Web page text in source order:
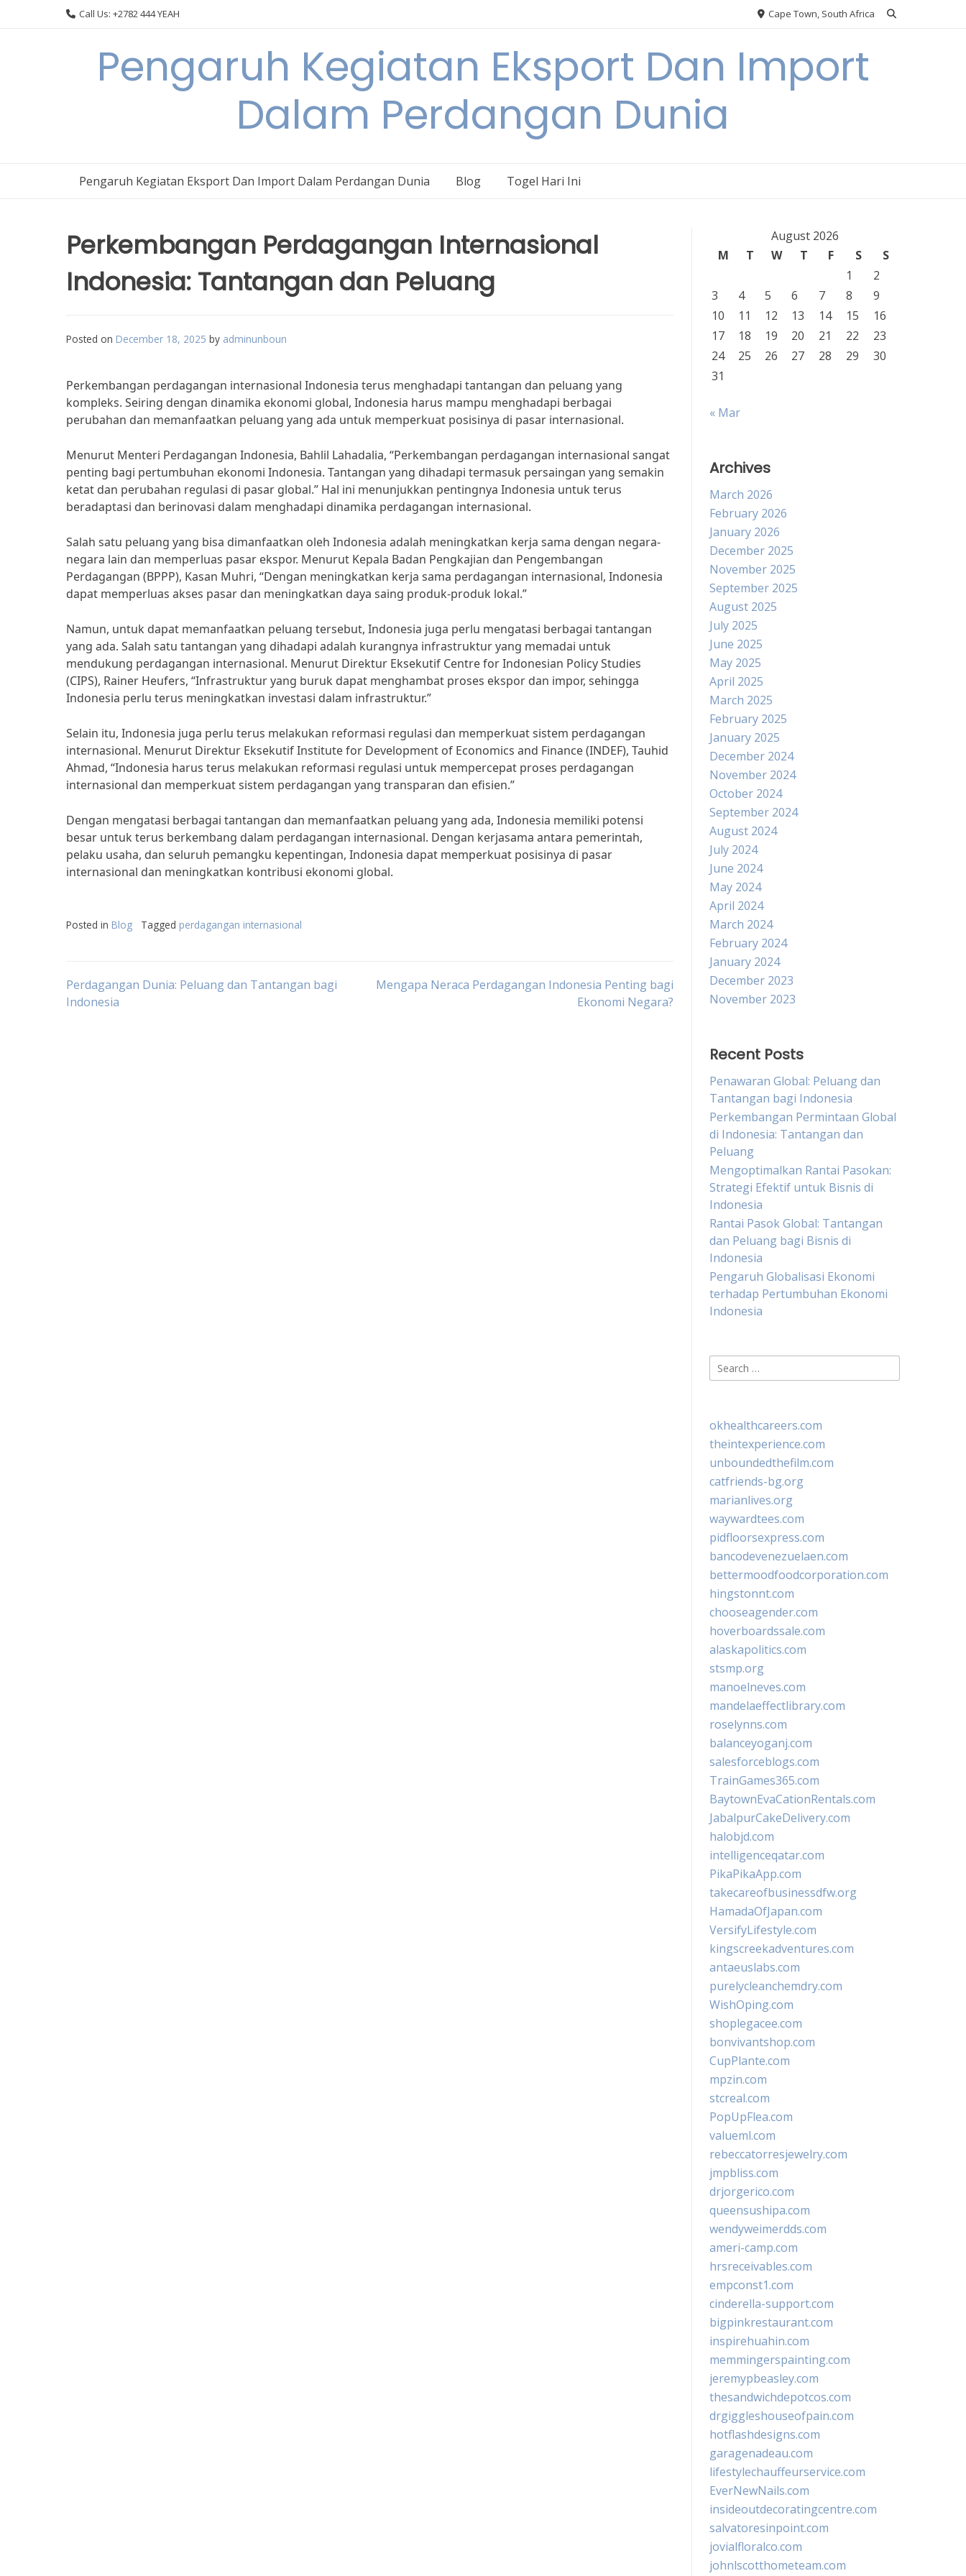
Call Us: +2782 444 YEAH Cape Town, South Africa
Pengaruh Kegiatan Eksport Dan Import
Dalam Perdangan Dunia
Pengaruh Kegiatan Eksport Dan Import Dalam Perdangan Dunia Blog Togel Hari Ini
Perkembangan Perdagangan Internasional
Indonesia: Tantangan dan Peluang
Posted on December 18, 2025 by adminunboun
Perkembangan perdagangan internasional Indonesia terus menghadapi tantangan dan peluang yang
kompleks. Seiring dengan dinamika ekonomi global, Indonesia harus mampu menghadapi berbagai
perubahan dan memanfaatkan peluang yang ada untuk memperkuat posisinya di pasar internasional.
Menurut Menteri Perdagangan Indonesia, Bahlil Lahadalia, “Perkembangan perdagangan internasional sangat
penting bagi pertumbuhan ekonomi Indonesia. Tantangan yang dihadapi termasuk persaingan yang semakin
ketat dan perubahan regulasi di pasar global.” Hal ini menunjukkan pentingnya Indonesia untuk terus
beradaptasi dan berinovasi dalam menghadapi dinamika perdagangan internasional.
Salah satu peluang yang bisa dimanfaatkan oleh Indonesia adalah meningkatkan kerja sama dengan negara-
negara lain dan memperluas pasar ekspor. Menurut Kepala Badan Pengkajian dan Pengembangan
Perdagangan (BPPP), Kasan Muhri, “Dengan meningkatkan kerja sama perdagangan internasional, Indonesia
dapat memperluas akses pasar dan meningkatkan daya saing produk-produk lokal.”
Namun, untuk dapat memanfaatkan peluang tersebut, Indonesia juga perlu mengatasi berbagai tantangan
yang ada. Salah satu tantangan yang dihadapi adalah kurangnya infrastruktur yang memadai untuk
mendukung perdagangan internasional. Menurut Direktur Eksekutif Centre for Indonesian Policy Studies
(CIPS), Rainer Heufers, “Infrastruktur yang buruk dapat menghambat proses ekspor dan impor, sehingga
Indonesia perlu terus meningkatkan investasi dalam infrastruktur.”
Selain itu, Indonesia juga perlu terus melakukan reformasi regulasi dan memperkuat sistem perdagangan
internasional. Menurut Direktur Eksekutif Institute for Development of Economics and Finance (INDEF), Tauhid
Ahmad, “Indonesia harus terus melakukan reformasi regulasi untuk mempercepat proses perdagangan
internasional dan memperkuat sistem perdagangan yang transparan dan efisien.”
Dengan mengatasi berbagai tantangan dan memanfaatkan peluang yang ada, Indonesia memiliki potensi
besar untuk terus berkembang dalam perdagangan internasional. Dengan kerjasama antara pemerintah,
pelaku usaha, dan seluruh pemangku kepentingan, Indonesia dapat memperkuat posisinya di pasar
internasional dan meningkatkan kontribusi ekonomi global.
Posted in Blog Tagged perdagangan internasional
Post
Perdagangan Dunia: Peluang dan Tantangan bagi
Indonesia
Mengapa Neraca Perdagangan Indonesia Penting bagi
Ekonomi Negara?
August 2026
M
T W T F S
S
1
2
3
4 5 6 7 8
9
10
11 12 13 14 15
16
17
18 19 20 21 22
23
24
25 26 27 28 29
30
31
« Mar
Archives
March 2026
February 2026
January 2026
December 2025
November 2025
September 2025
August 2025
July 2025
June 2025
May 2025
April 2025
March 2025
February 2025
January 2025
December 2024
November 2024
October 2024
September 2024
August 2024
July 2024
June 2024
May 2024
April 2024
March 2024
February 2024
January 2024
December 2023
November 2023
Recent Posts
Penawaran Global: Peluang dan
Tantangan bagi Indonesia
Perkembangan Permintaan Global
di Indonesia: Tantangan dan
Peluang
Mengoptimalkan Rantai Pasokan:
Strategi Efektif untuk Bisnis di
Indonesia
Rantai Pasok Global: Tantangan
dan Peluang bagi Bisnis di
Indonesia
Pengaruh Globalisasi Ekonomi
terhadap Pertumbuhan Ekonomi
Indonesia
Search
for:
okhealthcareers.com
theintexperience.com
unboundedthefilm.com
catfriends-bg.org
marianlives.org
waywardtees.com
pidfloorsexpress.com
bancodevenezuelaen.com
bettermoodfoodcorporation.com
hingstonnt.com
chooseagender.com
hoverboardssale.com
alaskapolitics.com
stsmp.org
manoelneves.com
mandelaeffectlibrary.com
roselynns.com
balanceyoganj.com
salesforceblogs.com
TrainGames365.com
BaytownEvaCationRentals.com
JabalpurCakeDelivery.com
halobjd.com
intelligenceqatar.com
PikaPikaApp.com
takecareofbusinessdfw.org
HamadaOfJapan.com
VersifyLifestyle.com
kingscreekadventures.com
antaeuslabs.com
purelycleanchemdry.com
WishOping.com
shoplegacee.com
bonvivantshop.com
CupPlante.com
mpzin.com
stcreal.com
PopUpFlea.com
valueml.com
rebeccatorresjewelry.com
jmpbliss.com
drjorgerico.com
queensushipa.com
wendyweimerdds.com
ameri-camp.com
hrsreceivables.com
empconst1.com
cinderella-support.com
bigpinkrestaurant.com
inspirehuahin.com
memmingerspainting.com
jeremypbeasley.com
thesandwichdepotcos.com
drgiggleshouseofpain.com
hotflashdesigns.com
garagenadeau.com
lifestylechauffeurservice.com
EverNewNails.com
insideoutdecoratingcentre.com
salvatoresinpoint.com
jovialfloralco.com
johnlscotthometeam.com